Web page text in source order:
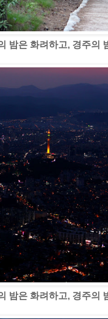
밤은 화려하고, 경주의
밤은 화려하고, 경주의